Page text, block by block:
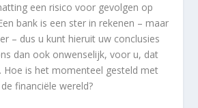
een risico voor gevolgen op
bank is een ster in rekenen – maar
– dus u kunt hieruit uw conclusies
dan ook onwenselijk, voor u, dat
Hoe is het momenteel gesteld met
financiële wereld?